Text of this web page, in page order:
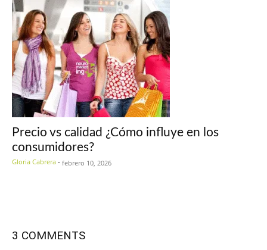
Precio vs calidad ¿Cómo influye en los
consumidores?
Gloria Cabrera - febrero 10, 2026
3 COMMENTS